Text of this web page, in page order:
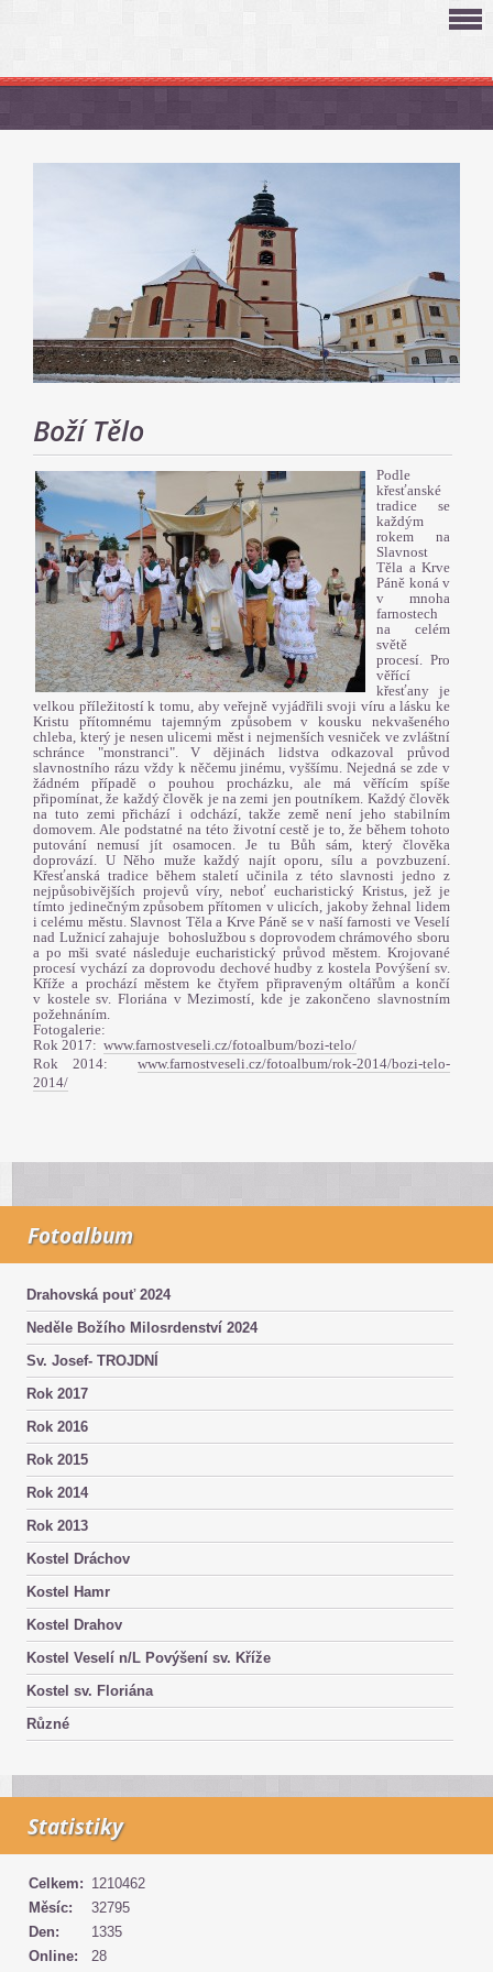
Boží Tělo
Podle
křesťanské
tradice se
každým
rokem na
Slavnost
Těla a Krve
Páně koná v
v mnoha
farnostech
na celém
světě
procesí. Pro
věřící
křesťany je
velkou příležitostí k tomu, aby veřejně vyjádřili svoji víru a lásku ke
Kristu přítomnému tajemným způsobem v kousku nekvašeného
chleba, který je nesen ulicemi měst i nejmenších vesniček ve zvláštní
schránce "monstranci". V dějinách lidstva odkazoval průvod
slavnostního rázu vždy k něčemu jinému, vyššímu. Nejedná se zde v
žádném případě o pouhou procházku, ale má věřícím spíše
připomínat, že každý člověk je na zemi jen poutníkem. Každý člověk
na tuto zemi přichází i odchází, takže země není jeho stabilním
domovem. Ale podstatné na této životní cestě je to, že během tohoto
putování nemusí jít osamocen. Je tu Bůh sám, který člověka
doprovází. U Něho muže každý najít oporu, sílu a povzbuzení.
Křesťanská tradice během staletí učinila z této slavnosti jedno z
nejpůsobivějších projevů víry, neboť eucharistický Kristus, jež je
tímto jedinečným způsobem přítomen v ulicích, jakoby žehnal lidem
i celému městu. Slavnost Těla a Krve Páně se v naší farnosti ve Veselí
nad Lužnicí zahajuje bohoslužbou s doprovodem chrámového sboru
a po mši svaté následuje eucharistický průvod městem. Krojované
procesí vychází za doprovodu dechové hudby z kostela Povýšení sv.
Kříže a prochází městem ke čtyřem připraveným oltářům a končí
v kostele sv. Floriána v Mezimostí, kde je zakončeno slavnostním
požehnáním.
Fotogalerie:
Rok 2017: www.farnostveseli.cz/fotoalbum/bozi-telo/
Rok 2014:
www.farnostveseli.cz/fotoalbum/rok-2014/bozi-telo-
2014/
Fotoalbum
Drahovská pouť 2024
Neděle Božího Milosrdenství 2024
Sv. Josef- TROJDNÍ
Rok 2017
Rok 2016
Rok 2015
Rok 2014
Rok 2013
Kostel Dráchov
Kostel Hamr
Kostel Drahov
Kostel Veselí n/L Povýšení sv. Kříže
Kostel sv. Floriána
Různé
Statistiky
Online: 28
Celkem: 1210462
Měsíc:
32795
Den:
1335